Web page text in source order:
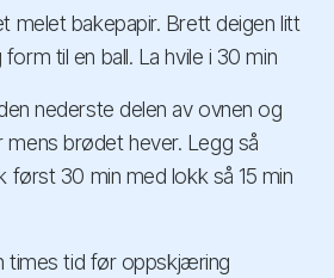
melet bakepapir. Brett deigen litt
til en ball. La hvile i 30 min
nederste delen av ovnen og
brødet hever. Legg så
først 30 min med lokk så 15 min
times tid før oppskjæring